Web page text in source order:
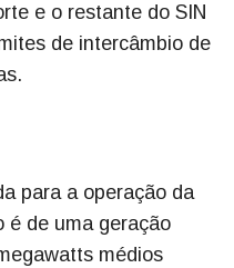
e o restante do SIN
de intercâmbio de
para a operação da
é de uma geração
médios